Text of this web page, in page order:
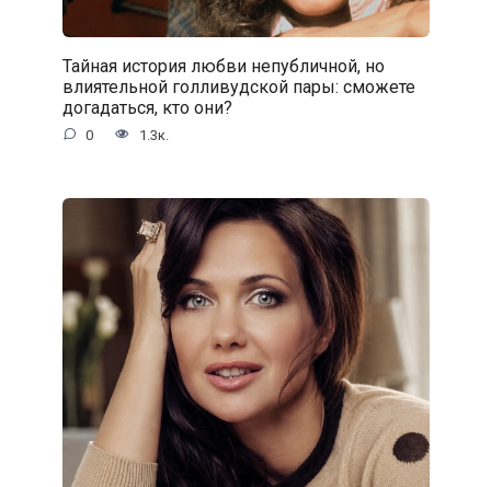
Тайная история любви непубличной, но
влиятельной голливудской пары: сможете
догадаться, кто они?
0 1.3к.